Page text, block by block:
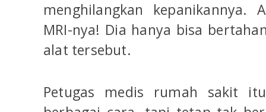
menghilangkan kepanikannya.
MRI-nya! Dia hanya bisa
alat tersebut.
Petugas medis rumah sakit